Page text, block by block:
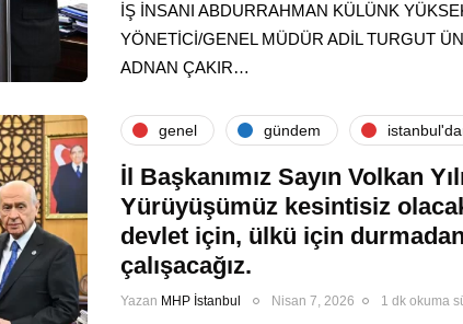
İŞ İNSANI ABDURRAHMAN KÜLÜNK
YÖNETİCİ/GENEL MÜDÜR ADİL TURGUT
ADNAN ÇAKIR…
genel gündem
İl Başkanımız Sayın Volkan
Yürüyüşümüz kesintisiz
devlet için, ülkü için
çalışacağız.
Yazan MHP İstanbul Nisan 7, 2026 1 dk okuma